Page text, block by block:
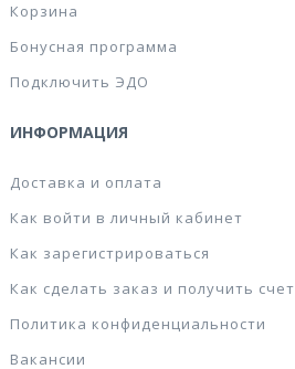
Корзина
Бонусная программа
Подключить ЭДО
ИНФОРМАЦИЯ
Доставка и оплата
Как войти в личный кабинет
Как зарегистрироваться
Как сделать заказ и получить счет
Политика конфиденциальности
Вакансии